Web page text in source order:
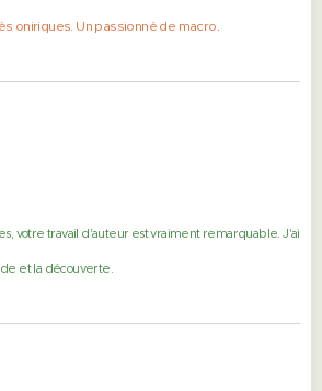
oniriques. Un passionné de macro.
votre travail d'auteur est vraiment remarquable. J'ai
et la découverte.